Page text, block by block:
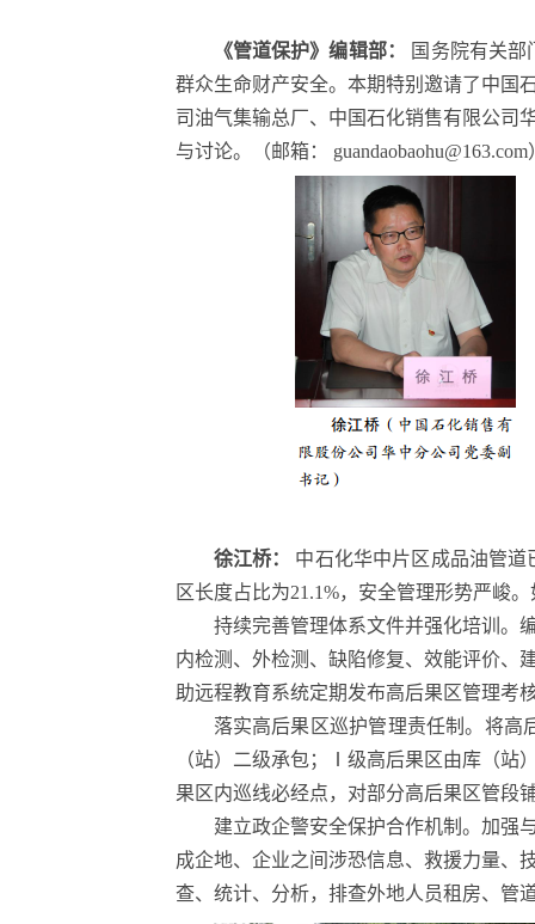
《管道保护》编辑部：
国务院有关
群众生命财产安全。本期特别邀请了中国
司油气集输总厂、中国石化销售有限公司
与讨论。（邮箱： guandaobaohu@163.com
徐江桥：
中石化华中片区成品油管
区长度占比为21.1%，安全管理形势严峻
持续完善管理体系文件并强化培训。
内检测、外检测、缺陷修复、效能评价、
助远程教育系统定期发布高后果区管理考
落实高后果区巡护管理责任制。将
（站）二级承包；Ⅰ级高后果区由库（站
果区内巡线必经点，对部分高后果区管段
建立政企警安全保护合作机制。加强
成企地、企业之间涉恐信息、救援力量、
查、统计、分析，排查外地人员租房、管